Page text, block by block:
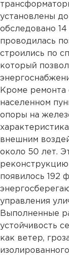
установлены
обследовано
проводилась
строились по
который
Кроме ремонта
населенном
опоры на
внешним
около 50 лет.
появилось 192
управления
Выполненные
устойчивость
как ветер,